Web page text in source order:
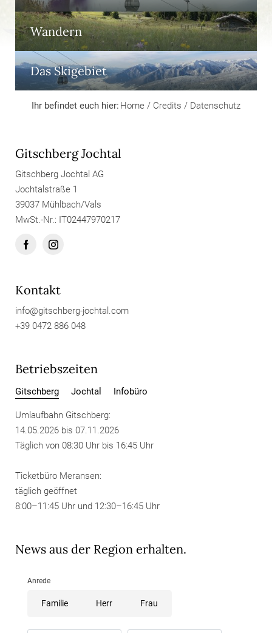
Wandern
Das Skigebiet
Ihr befindet euch hier: Home / Credits / Datenschutz
Gitschberg Jochtal
Gitschberg Jochtal AG
Jochtalstraße 1
39037 Mühlbach/Vals
MwSt.-Nr.: IT02447970217
Kontakt
info@gitschberg-jochtal.com
+39 0472 886 048
Betriebszeiten
Gitschberg Jochtal Infobüro
Umlaufbahn Gitschberg:
14.05.2026 bis 07.11.2026
Täglich von 08:30 Uhr bis 16:45 Uhr
Ticketbüro Meransen:
täglich geöffnet
8:00–11:45 Uhr und 12:30–16:45 Uhr
News aus der Region erhalten.
Anrede
Familie Herr Frau